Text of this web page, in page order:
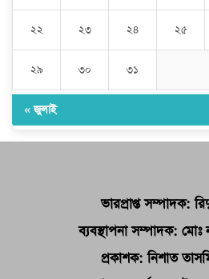
২২ ২৩ ২৪ ২৫
২৯ ৩০ ৩১
« জুলাই
ভারপ্রাপ্ত সম্পাদক:
ব্যবস্থাপনা সম্পাদক:
প্রকাশক: নিশাত